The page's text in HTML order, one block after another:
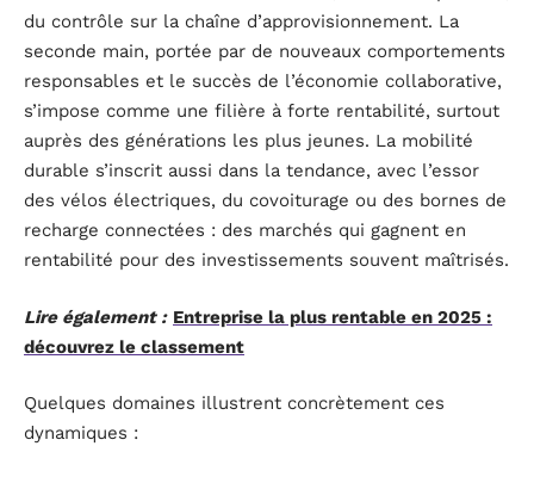
du contrôle sur la chaîne d’approvisionnement. La
seconde main, portée par de nouveaux comportements
responsables et le succès de l’économie collaborative,
s’impose comme une filière à forte rentabilité, surtout
auprès des générations les plus jeunes. La mobilité
durable s’inscrit aussi dans la tendance, avec l’essor
des vélos électriques, du covoiturage ou des bornes de
recharge connectées : des marchés qui gagnent en
rentabilité pour des investissements souvent maîtrisés.
Lire également : Entreprise la plus rentable en 2025 :
découvrez le classement
Quelques domaines illustrent concrètement ces
dynamiques :